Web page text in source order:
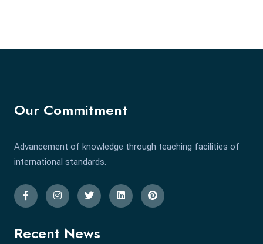
Our Commitment
Advancement of knowledge through teaching facilities of
international standards.
Recent News